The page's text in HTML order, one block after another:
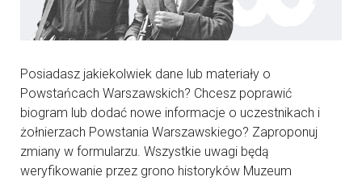
Posiadasz jakiekolwiek dane lub materiały o
Powstańcach Warszawskich? Chcesz poprawić
biogram lub dodać nowe informacje o uczestnikach i
żołnierzach Powstania Warszawskiego? Zaproponuj
zmiany w formularzu. Wszystkie uwagi będą
weryfikowanie przez grono historyków Muzeum